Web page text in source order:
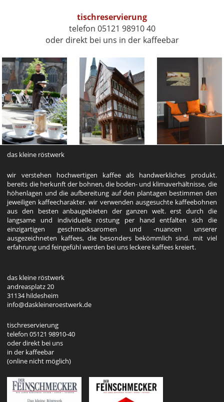
tischreservierung
telefon 05121 98910 40
oder direkt bei uns in der kaffeebar
das kleine röstwerk
wir verstehen hochwertigen kaffee als handwerkliches produkt.
bereits die herkunft der bohnen, die boden- und klimaverhältnisse, die
höhenlagen und die aufbereitung auf den plantagen bestimmen den
jeweiligen kaffeecharakter. wir verwenden ausgesuchte kaffeebohnen
aus den besten anbaugebieten der ganzen welt. erst durch die
langsame und individuelle röstung per hand entfalten sich die
einzigartigen geschmacksaromen und -nuancen unserer
ausgezeichneten kaffees, die besonders bekömmlich sind. mit viel
erfahrung und feingefühl werden bei uns leckere kaffees kreiert.
das kleine röstwerk
andreasplatz 20
31134 hildesheim
info@daskleineroestwerk.de
tischreservierung
telefon 05121 98910-40
oder direkt bei uns
in der kaffeebar
(online nicht möglich)